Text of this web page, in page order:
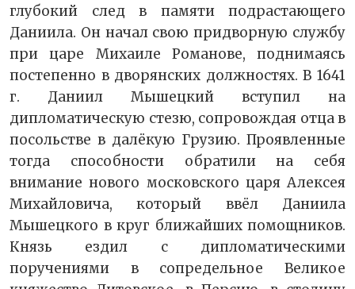
глубокий след в памяти подрастающего
Даниила. Он начал свою придворную службу
при царе Михаиле Романове, поднимаясь
постепенно в дворянских должностях. В 1641
г. Даниил Мышецкий вступил на
дипломатическую стезю, сопровождая отца в
посольстве в далёкую Грузию. Проявленные
тогда способности обратили на себя
внимание нового московского царя Алексея
Михайловича, который ввёл Даниила
Мышецкого в круг ближайших помощников.
Князь ездил с дипломатическими
поручениями в сопредельное Великое